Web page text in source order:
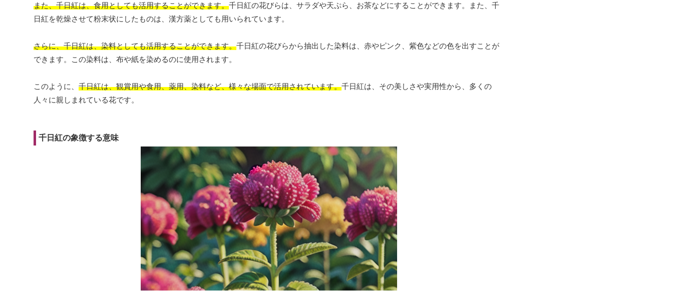
また、千日紅は、食用としても活用することができます。千日紅の花びらは、サラダや天ぷら、お茶などにすることができます。また、千
日紅を乾燥させて粉末状にしたものは、漢方薬としても用いられています。
さらに、千日紅は、染料としても活用することができます。千日紅の花びらから抽出した染料は、赤やピンク、紫色などの色を出すことが
できます。この染料は、布や紙を染めるのに使用されます。
このように、 千日紅は、観賞用や食用、薬用、染料など、様々な場面で活用されています。千日紅は、その美しさや実用性から、多くの
人々に親しまれている花です。
千日紅の象徴する意味